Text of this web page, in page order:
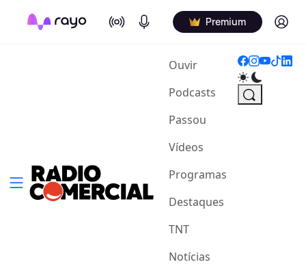
On Air Podcasts Premium Log in
Ouvir(current)
Podcasts
Passou
Vídeos
Programas
Destaques
TNT
Notícias